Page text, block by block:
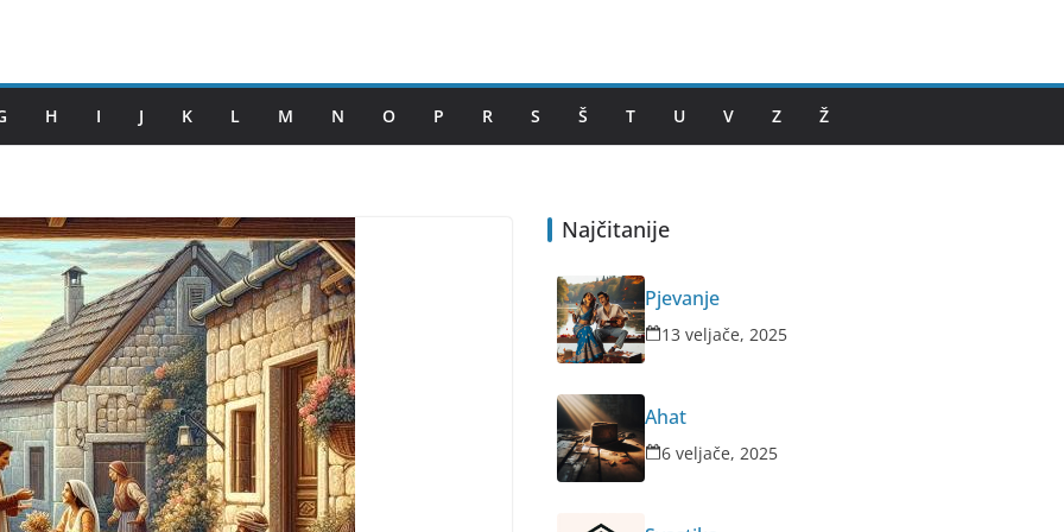
H I J K L M N O P R S Š T U V Z Ž
Najčitanije
Pjevanje
13 veljače, 2025
Ahat
6 veljače, 2025